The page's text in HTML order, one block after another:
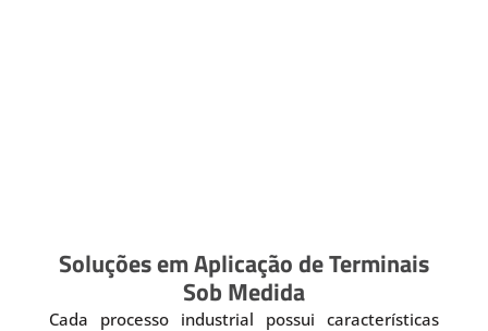
Soluções em Aplicação de Terminais
Sob Medida
Cada processo industrial possui características